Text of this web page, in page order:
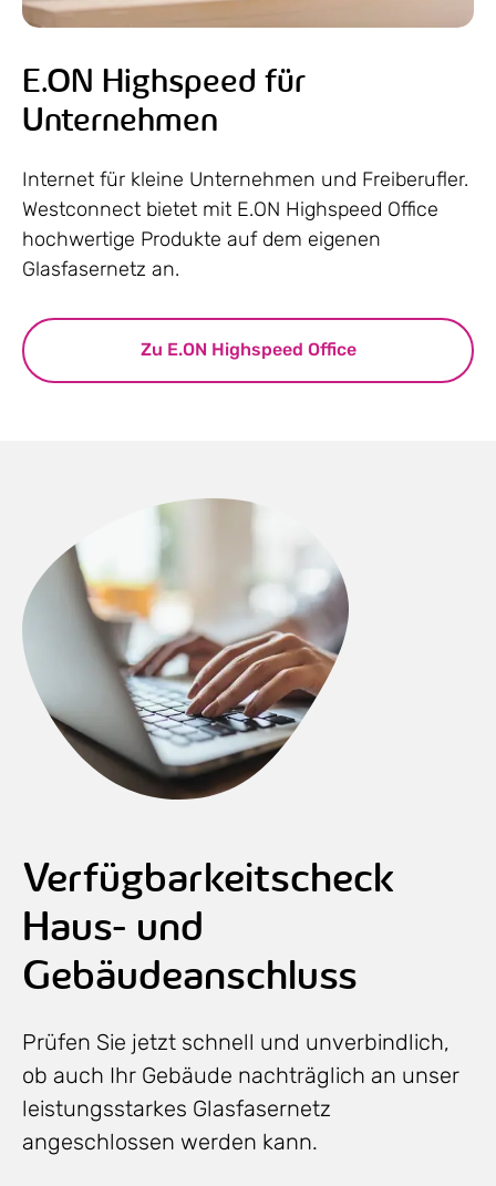
E.ON Highspeed für
Unternehmen
Internet für kleine Unternehmen und Freiberufler.
Westconnect bietet mit E.ON Highspeed Office
hochwertige Produkte auf dem eigenen
Glasfasernetz an.
Zu E.ON Highspeed Office
Verfügbarkeitscheck
Haus- und
Gebäudeanschluss
Prüfen Sie jetzt schnell und unverbindlich,
ob auch Ihr Gebäude nachträglich an unser
leistungsstarkes Glasfasernetz
angeschlossen werden kann.